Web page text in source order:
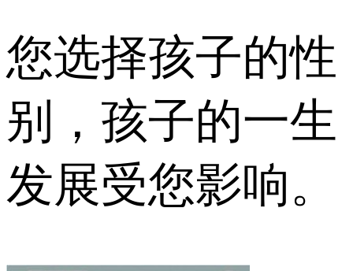
您选择孩子的性
别，孩子的一生
发展受您影响。